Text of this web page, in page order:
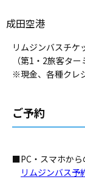
成田空港
リムジンバスチケ
（第1・2旅客タ
※現金、各種クレ
ご予約
■PC・スマホから
リムジンバス予